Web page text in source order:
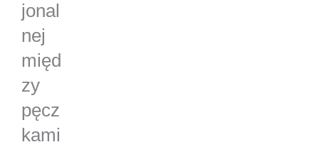
jonal
nej
międ
zy
pęcz
kami